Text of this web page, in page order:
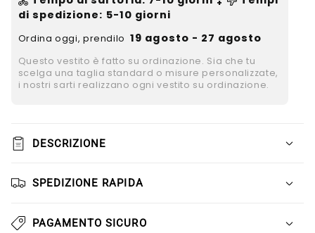
di spedizione: 5-10 giorni
Ordina oggi, prendilo19 agosto - 27 agosto
Questo vestito è fatto su ordinazione. Sia che tu
scelga una taglia standard o misure personalizzate,
i nostri sarti realizzano ogni vestito su ordinazione.
DESCRIZIONE
SPEDIZIONE RAPIDA
PAGAMENTO SICURO